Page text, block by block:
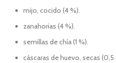
mijo, cocido (4 %).
zanahorias (4 %).
semillas de chía (1 %).
cáscaras de huevo, secas (0,5